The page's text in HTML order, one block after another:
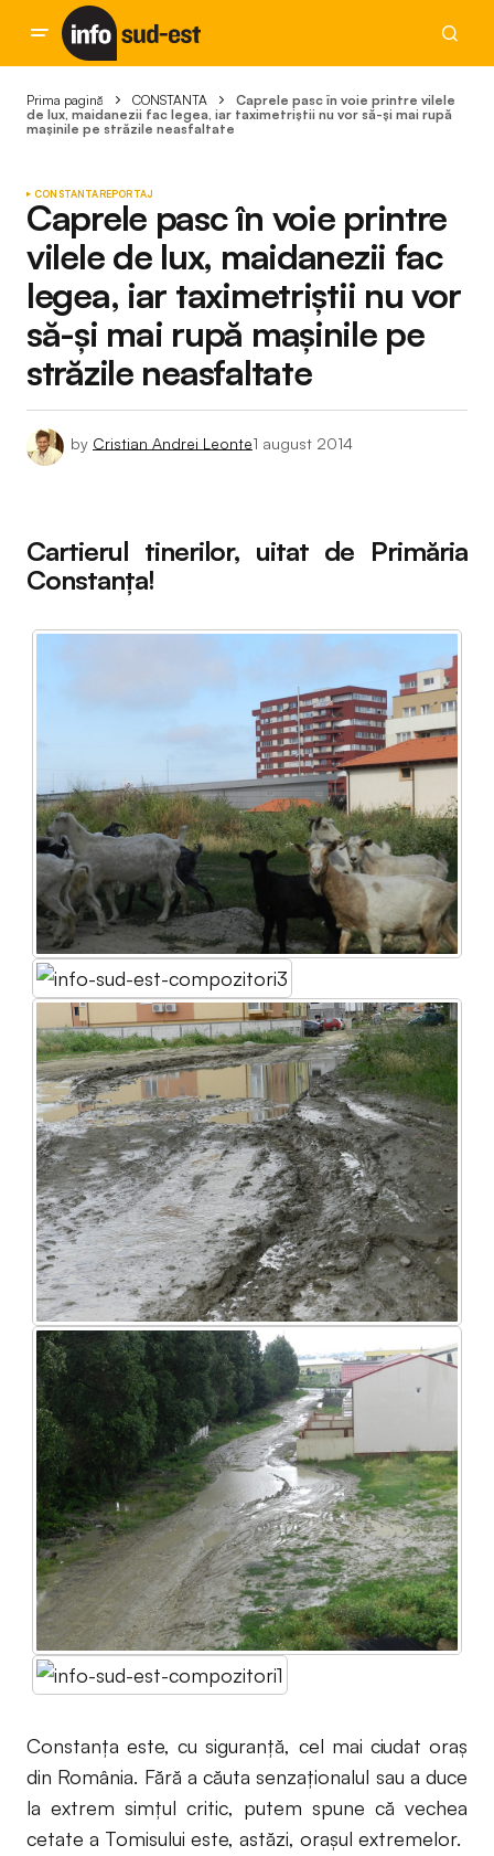
Prima pagină CONSTANTA
Caprele pasc în voie printre vilele
de lux, maidanezii fac legea, iar taximetriștii nu vor să-și mai rupă
mașinile pe străzile neasfaltate
CONSTANTAREPORTAJ
Caprele pasc în voie printre
vilele de lux, maidanezii fac
legea, iar taximetriștii nu vor
să-și mai rupă mașinile pe
străzile neasfaltate
by Cristian Andrei Leonte1 august 2014
Cartierul tinerilor, uitat de Primăria
Constanța!
Constanța este, cu siguranță, cel mai ciudat oraș
din România. Fără a căuta senzaționalul sau a duce
la extrem simțul critic, putem spune că vechea
cetate a Tomisului este, astăzi, orașul extremelor.